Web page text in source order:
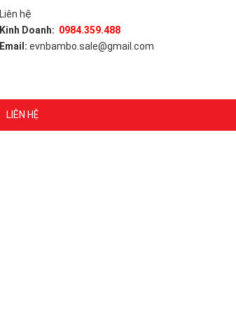
Liên hệ
Kinh Doanh: 0984.359.488
Email: evnbambo.sale@gmail.com
LIÊN HỆ